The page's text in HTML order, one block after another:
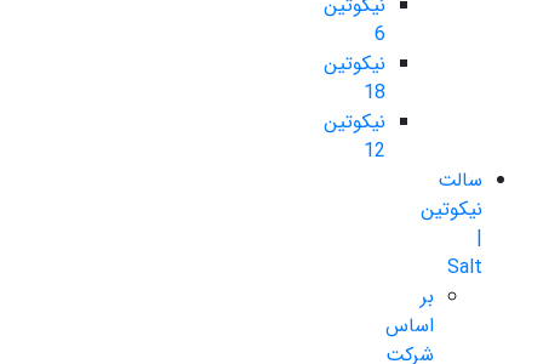
6
نیکوتین
18
نیکوتین
12
سالت
نیکوتین
|
Salt
بر
اساس
شرکت